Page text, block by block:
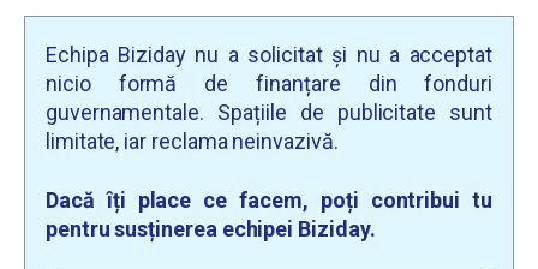
Echipa Biziday nu a solicitat și nu a acceptat
nicio formă de finanțare din fonduri
guvernamentale. Spațiile de publicitate sunt
limitate, iar reclama neinvazivă.
Dacă îți place ce facem, poți contribui tu
pentru susținerea echipei Biziday.